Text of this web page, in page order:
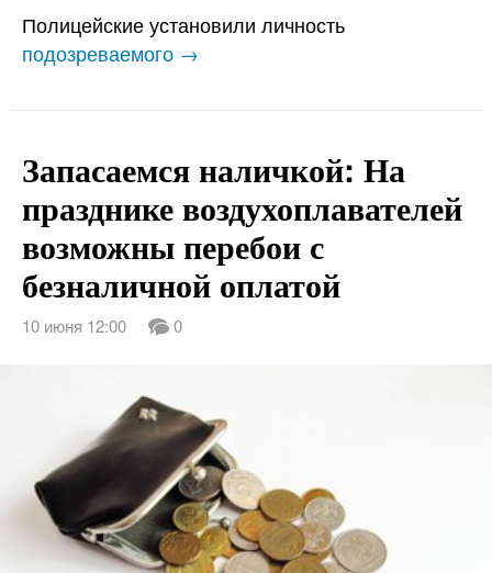
Полицейские установили личность
подозреваемого →
Запасаемся наличкой: На
празднике воздухоплавателей
возможны перебои с
безналичной оплатой
10 июня 12:00 0